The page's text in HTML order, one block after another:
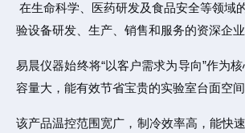
在生命科学、医药研发及食品安全等领域
验设备研发、生产、销售和服务的资深企
易晨仪器始终将“以客户需求为导向”作为
容量大，能有效节省宝贵的实验室台面空
该产品温控范围宽广，制冷效率高，能快